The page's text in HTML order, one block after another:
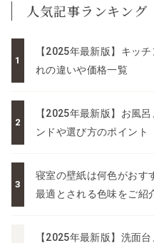
人気記事ランキング
【2025年最新版】キッ
れの違いや価格一覧
【2025年最新版】お風
ンドや選び方のポイント
寝室の壁紙は何色がおす
最適とされる色味をご紹
【2025年最新版】洗面